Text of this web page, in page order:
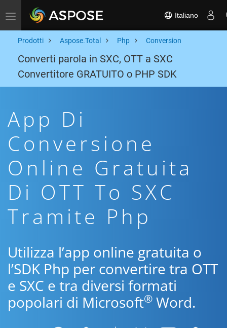
Toggle navigation Italiano
Prodotti Aspose.Total Php Conversion
Converti parola in SXC, OTT a SXC
Convertitore GRATUITO o PHP SDK
App Di
Conversione
Online Gratuita
Di OTT To SXC
Tramite Php
Utilizza l’app online gratuita o
l’SDK Php per convertire tra OTT
e SXC e tra diversi formati
popolari di Microsoft® Word.